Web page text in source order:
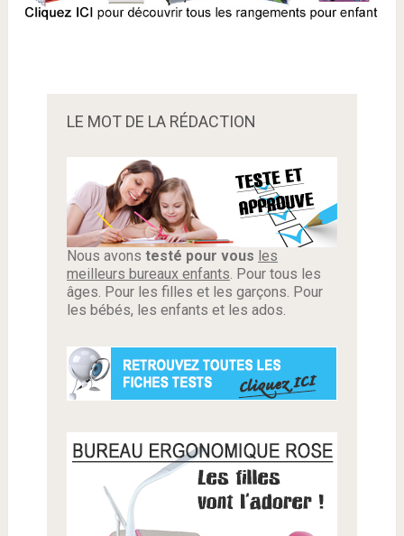
LE MOT DE LA RÉDACTION
Nous avons testé pour vous les
meilleurs bureaux enfants. Pour tous les
âges. Pour les filles et les garçons. Pour
les bébés, les enfants et les ados.